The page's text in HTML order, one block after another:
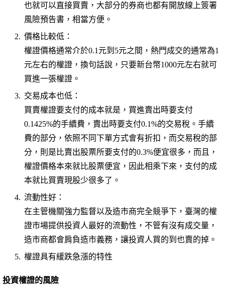
也就可以直接買賣，大部分的券商也都有開放線上簽署
風險預告書，相當方便。
價格比較低：
權證價格通常介於0.1元到5元之間，熱門成交的通常為1
元左右的權證，換句話說，只要新台幣1000元左右就可
買進一張權證。
交易成本也低：
買賣權證要支付的成本就是，買進賣出時要支付
0.1425%的手續費，賣出時要支付0.1%的交易稅。手續
費的部分，依照不同下單方式會有折扣，而交易稅的部
分，則是比賣出股票所要支付的0.3%便宜很多，而且，
權證價格本來就比股票便宜，因此相乘下來，支付的成
本就比買賣現股少很多了。
流動性好：
在主管機關強力監督以及造市商完全競爭下，臺灣的權
證市場提供投資人最好的流動性，不管有沒有成交量，
造市商都會肩負造市義務，讓投資人買的到也賣的掉。
權證具有緩跌急漲的特性
投資權證的風險